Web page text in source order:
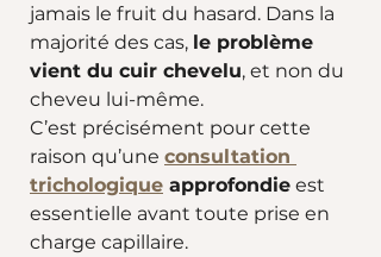
jamais le fruit du hasard. Dans la
majorité des cas, le problème
vient du cuir chevelu, et non du
cheveu lui-même.
C’est précisément pour cette
raison qu’une consultation
trichologique approfondie est
essentielle avant toute prise en
charge capillaire.